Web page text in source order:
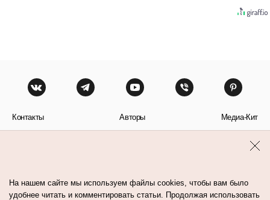
Контакты Авторы Медиа-Кит
На нашем сайте мы используем файлы cookies, чтобы вам было
удобнее читать и комментировать статьи. Продолжая использовать